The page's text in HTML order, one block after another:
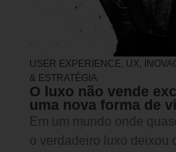
USER EXPERIENCE, UX,
& ESTRATÉGIA
O luxo não vende
uma nova forma de
Em um mundo onde
o verdadeiro luxo deixou